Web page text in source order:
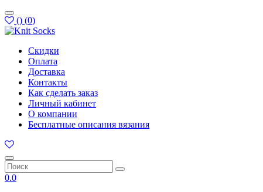
() (0)
Скидки
Оплата
Доставка
Контакты
Как сделать заказ
Личный кабинет
О компании
Бесплатные описания вязания
0.0